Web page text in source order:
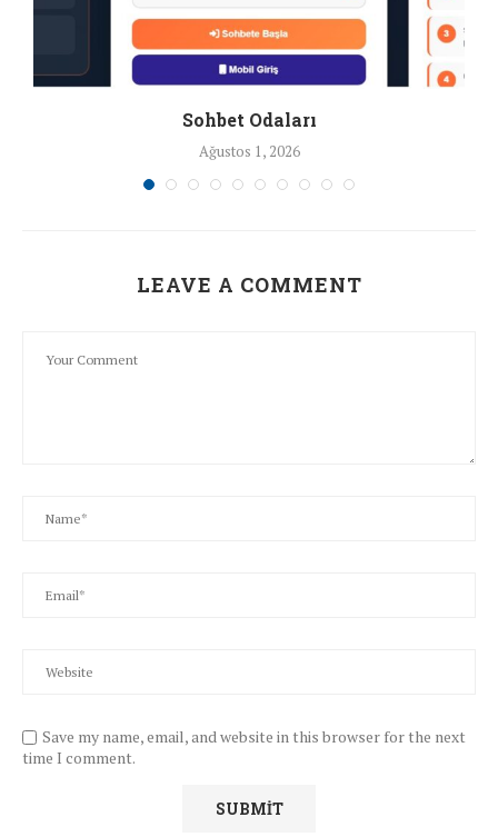
Sohbet Odaları
Ağustos 1, 2026
LEAVE A COMMENT
Save my name, email, and website in this browser for the next
time I comment.